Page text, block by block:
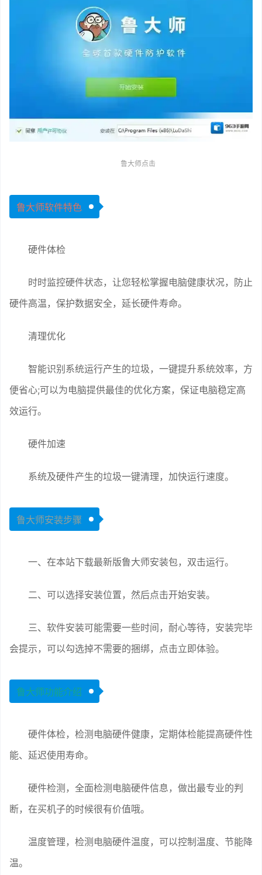
鲁大师点击
鲁大师软件特色
硬件体检
时时监控硬件状态，让您轻松掌握电脑健康状况，防止
硬件高温，保护数据安全，延长硬件寿命。
清理优化
智能识别系统运行产生的垃圾，一键提升系统效率，方
便省心;可以为电脑提供最佳的优化方案，保证电脑稳定高
效运行。
硬件加速
系统及硬件产生的垃圾一键清理，加快运行速度。
鲁大师安装步骤
一、在本站下载最新版鲁大师安装包，双击运行。
二、可以选择安装位置，然后点击开始安装。
三、软件安装可能需要一些时间，耐心等待，安装完毕
会提示，可以勾选掉不需要的捆绑，点击立即体验。
鲁大师功能介绍
硬件体检，检测电脑硬件健康，定期体检能提高硬件性
能、延迟使用寿命。
硬件检测，全面检测电脑硬件信息，做出最专业的判
断，在买机子的时候很有价值哦。
温度管理，检测电脑硬件温度，可以控制温度、节能降
温。